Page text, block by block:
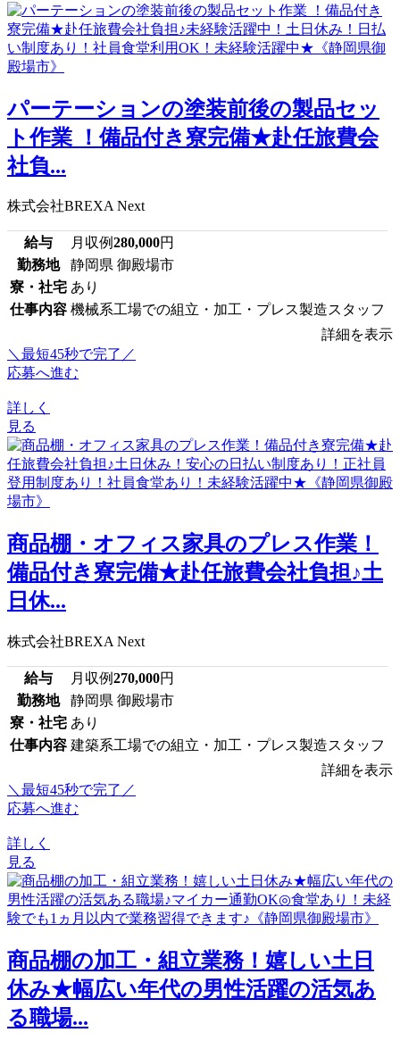
パーテーションの塗装前後の製品セッ
ト作業 ！備品付き寮完備★赴任旅費会
社負...
株式会社BREXA Next
給与 月収例280,000円
勤務地
静岡県 御殿場市
寮・社宅 あり
仕事内容 機械系工場での組立・加工・プレス製造スタッフ
詳細を表示
＼最短45秒で完了／
応募へ進む
詳しく
見る
商品棚・オフィス家具のプレス作業！
備品付き寮完備★赴任旅費会社負担♪土
日休...
株式会社BREXA Next
給与 月収例270,000円
勤務地
静岡県 御殿場市
寮・社宅 あり
仕事内容 建築系工場での組立・加工・プレス製造スタッフ
詳細を表示
＼最短45秒で完了／
応募へ進む
詳しく
見る
商品棚の加工・組立業務！嬉しい土日
休み★幅広い年代の男性活躍の活気あ
る職場...